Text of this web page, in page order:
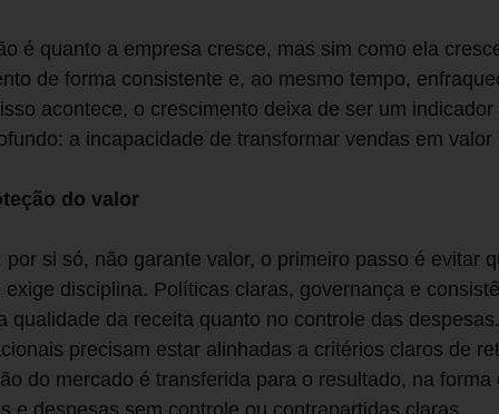
é quanto a empresa cresce, mas sim como ela
de forma consistente e, ao mesmo tempo,
acontece, o crescimento deixa de ser um
a incapacidade de transformar vendas em valor
do valor
por si só, não garante valor, o primeiro passo é evitar
exige disciplina. Políticas claras, governança e
qualidade da receita quanto no controle das
precisam estar alinhadas a critérios claros de
do mercado é transferida para o resultado, na